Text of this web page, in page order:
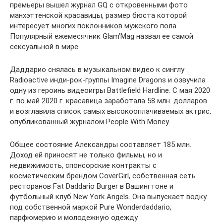
премьеры вышел журнал GQ c откровенными фото
манхэттенской красавицы, размер бюста которой
интересует многих поклонников мужского пола.
Популярный ежемесячник Glam’Mag назвал ее самой
сексуальной в мире.
Даддарио снялась в музыкальном видео к синглу
Radioactive инди-рок-группы Imagine Dragons и озвучила
одну из героинь видеоигры Battlefield Hardline. С мая 2020
г. по май 2020 г. красавица заработала 58 млн. долларов
и возглавила список самых высокооплачиваемых актрис,
опубликованный журналом People With Money.
Общее состояние Александры составляет 185 млн.
Доход ей приносят не только фильмы, но и
недвижимость, спонсорские контракты с
косметическим брендом CoverGirl, собственная сеть
ресторанов Fat Daddario Burger в Вашингтоне и
футбольный клуб New York Angels. Она выпускает водку
под собственной маркой Pure Wonderdaddario,
парфюмерию и молодежную одежду.